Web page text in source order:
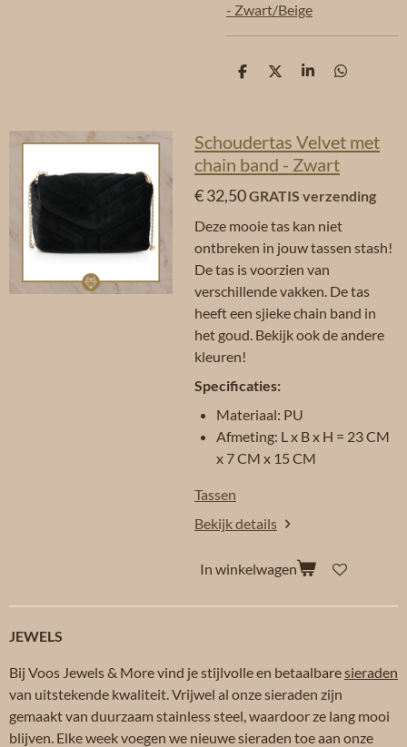
- Zwart/Beige
D
D
S
e
D
n
Schoudertas Velvet met
chain band - Zwart
€ 32,50GRATIS verzending
Deze mooie tas kan niet
ontbreken in jouw tassen stash!
De tas is voorzien van
verschillende vakken. De tas
heeft een sjieke chain band in
het goud. Bekijk ook de andere
kleuren!
Specificaties:
Materiaal: PU
Afmeting: L x B x H = 23 CM
x 7 CM x 15 CM
Tassen
Bekijk details
In winkelwagen
JEWELS
Bij Voos Jewels & More vind je stijlvolle en betaalbaresieraden
van uitstekende kwaliteit. Vrijwel al onze sieraden zijn
gemaakt van duurzaam stainless steel, waardoor ze lang mooi
blijven. Elke week voegen we nieuwe sieraden toe aan onze